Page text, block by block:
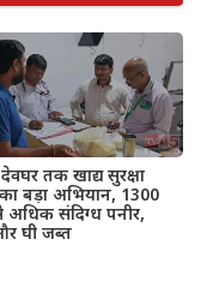
तक खाद्य सुरक्षा
बड़ा अभियान, 1300
अधिक संदिग्ध पनीर,
घी जब्त